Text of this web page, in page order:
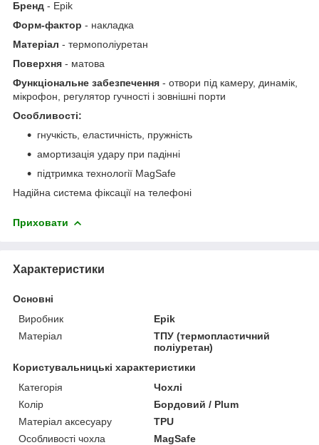
Бренд - Epik
Форм-фактор - накладка
Матеріал - термополіуретан
Поверхня - матова
Функціональне забезпечення - отвори під камеру, динамік,
мікрофон, регулятор гучності і зовнішні порти
Особливості:
гнучкість, еластичність, пружність
амортизація удару при падінні
підтримка технології MagSafe
Надійна система фіксації на телефоні
Приховати
Характеристики
Основні
Виробник
Epik
Матеріал
ТПУ (термопластичний
поліуретан)
Користувальницькі характеристики
Категорія
Чохлі
Колір
Бордовий / Plum
Матеріал аксесуару
TPU
Особливості чохла
MagSafe